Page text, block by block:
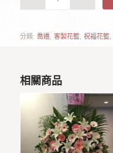
分類: 喬遷, 客製花籃, 祝福花籃,
相關商品